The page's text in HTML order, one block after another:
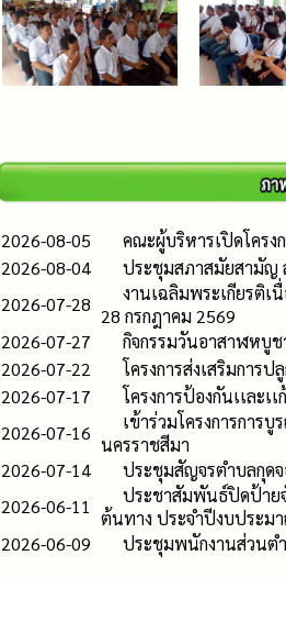
2026-08-05
คณะผู้บริหารเปิดโครง
2026-08-04
ประชุมสภาสมัยสามัญ
2026-07-28
งานเฉลิมพระเกียรติเ
28 กรกฎาคม 2569
2026-07-27
กิจกรรมวันอาสาฬหบู
2026-07-22
โครงการส่งเสริมกา
2026-07-17
โครงการป้องกันเเละ
2026-07-16
เข้าร่วมโครงการกา
นครราชสีมา
2026-07-14
ประชุมสัญจรตำบลกุด
2026-06-11
ประชาสัมพันธ์ปิดป้าย
ต้นทาง ประจำปีงบประม
2026-06-09
ประชุมพนักงานส่วนต